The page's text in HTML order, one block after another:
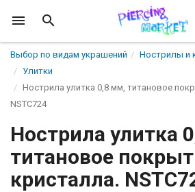
Выбор по видам украшений
Нострилы и
Улитки
Нострила улитка 0,8 мм, титановое
NSTC724
Нострила улитка
титановое
кристалла.